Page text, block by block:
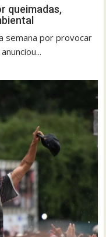
queimadas,
semana por provocar